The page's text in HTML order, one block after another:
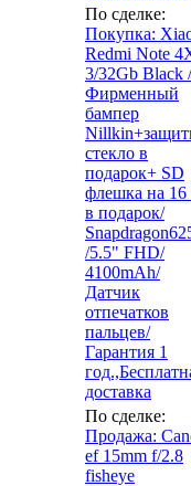
По сделке:
Покупка:
Redmi Note
3/32Gb Black /
Фирменный
бампер
стекло в
подарок+ SD
флешка на 16
в подарок/
/5.5" FHD/
4100mAh/
Датчик
отпечатков
пальцев/
Гарантия 1
доставка
По сделке:
Продажа:
ef 15mm f/2.8
fisheye